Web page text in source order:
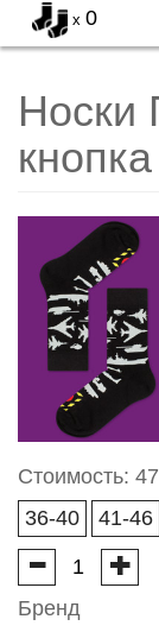
x 0
Носки
кнопка
Стоимость:
36-40
41-46
Бренд